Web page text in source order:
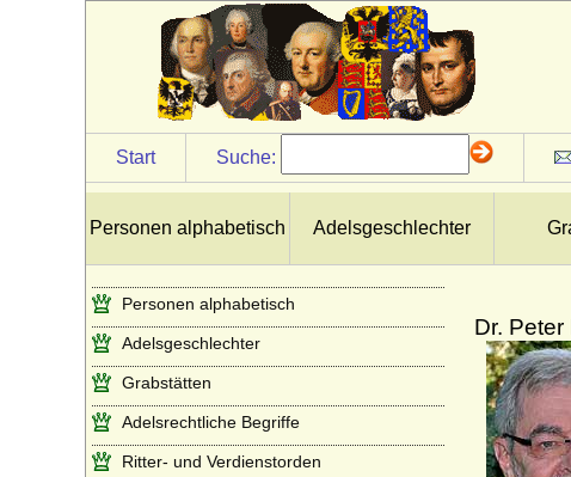
Start Suche:
Personen alphabetisch Adelsgeschlechter
Dr.
Personen alphabetisch
Adelsgeschlechter
Grabstätten
Adelsrechtliche Begriffe
Ritter- und Verdienstorden